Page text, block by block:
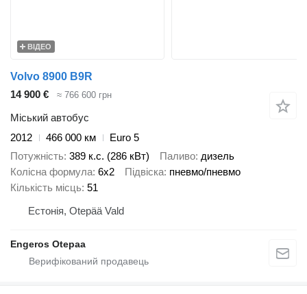
ВІДЕО
Volvo 8900 B9R
14 900 €
≈ 766 600 грн
Міський автобус
2012
466 000 км
Euro 5
Потужність 389 к.с. (286 кВт) Паливо дизель
Колісна формула 6x2 Підвіска пневмо/пневмо
Кількість місць 51
Естонія, Otepää Vald
Engeros Otepaa